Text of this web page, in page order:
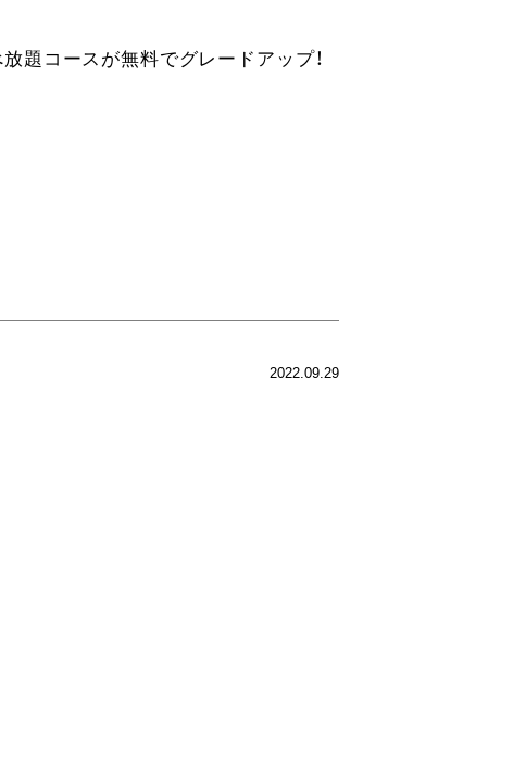
題コースが無料でグレードアップ！
2022.09.29